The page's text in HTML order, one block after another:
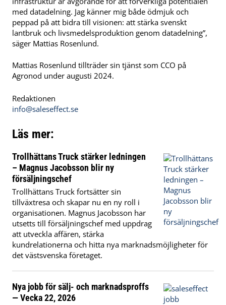
med datadelning. Jag känner mig både ödmjuk och
peppad på att bidra till visionen: att stärka svenskt
lantbruk och livsmedelsproduktion genom datadelning”,
säger Mattias Rosenlund.
Mattias Rosenlund tillträder sin tjänst som CCO på
Agronod under augusti 2024.
Redaktionen
info@saleseffect.se
Läs mer:
Trollhättans Truck stärker ledningen
– Magnus Jacobsson blir ny
försäljningschef
Trollhättans Truck fortsätter sin
tillväxtresa och skapar nu en ny roll i
organisationen. Magnus Jacobsson har
utsetts till försäljningschef med uppdrag
att utveckla affären, stärka
kundrelationerna och hitta nya marknadsmöjligheter för
det västsvenska företaget.
Nya jobb för sälj- och marknadsproffs
— Vecka 22, 2026